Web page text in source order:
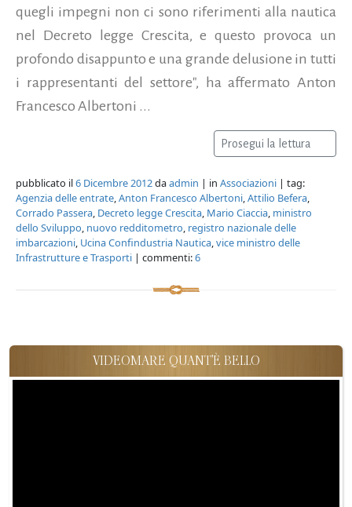
quegli impegni non ci sono riferimenti alla nautica
nel Decreto legge Crescita, e questo provoca un
profondo disappunto e una grande delusione in tutti
i rappresentanti del settore", ha affermato Anton
Francesco Albertoni ...
Prosegui la lettura
pubblicato il6 Dicembre 2012daadmin | in Associazioni | tag:
Agenzia delle entrate,Anton Francesco Albertoni,Attilio Befera,
Corrado Passera, Decreto legge Crescita, Mario Ciaccia, ministro
dello Sviluppo, nuovo redditometro, registro nazionale delle
imbarcazioni, Ucina Confindustria Nautica,vice ministro delle
Infrastrutture e Trasporti | commenti:6
VIDEOMARE QUANT'È BELLO